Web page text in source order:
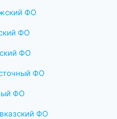
ФО
ФО
ФО
ФО
ФО
ФО